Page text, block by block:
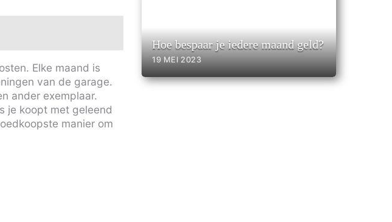
Elke maand is
van de garage.
ander exemplaar.
je koopt met geleend
manier om
Hoe bespaar je iedere maand geld?
19 MEI 2023